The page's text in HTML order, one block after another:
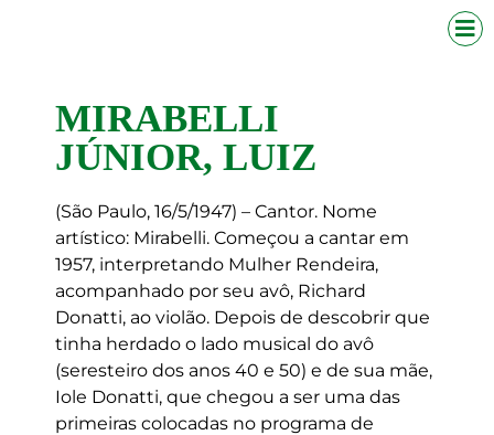
MIRABELLI
JÚNIOR, LUIZ
(São Paulo, 16/5/1947) – Cantor. Nome
artístico: Mirabelli. Começou a cantar em
1957, interpretando Mulher Rendeira,
acompanhado por seu avô, Richard
Donatti, ao violão. Depois de descobrir que
tinha herdado o lado musical do avô
(seresteiro dos anos 40 e 50) e de sua mãe,
Iole Donatti, que chegou a ser uma das
primeiras colocadas no programa de